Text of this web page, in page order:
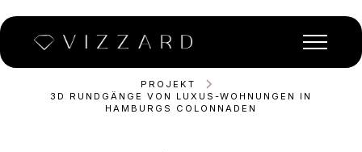
PROJEKT
3D RUNDGÄNGE VON LUXUS-WOHNUNGEN IN
HAMBURGS COLONNADEN